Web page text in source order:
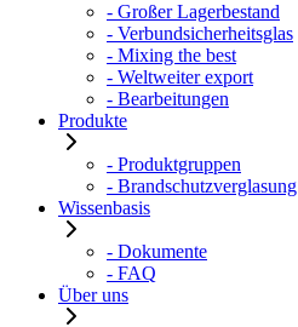
- Großer Lagerbestand
- Verbundsicherheitsglas
- Mixing the best
- Weltweiter export
- Bearbeitungen
Produkte
- Produktgruppen
- Brandschutzverglasung
Wissenbasis
- Dokumente
- FAQ
Über uns